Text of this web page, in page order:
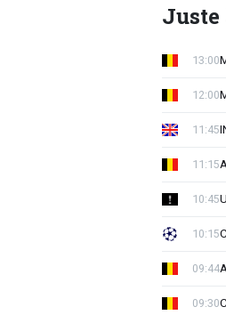
Juste
13:00
12:00
11:45
11:15
10:45
10:15
09:44
09:30